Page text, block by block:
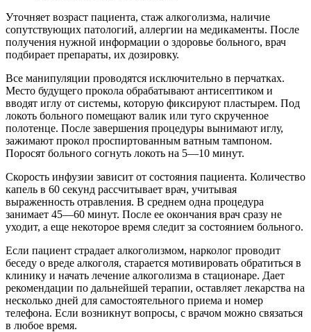
Уточняет возраст пациента, стаж алкоголизма, наличие
сопутствующих патологий, аллергии на медикаменты. После
получения нужной информации о здоровье больного, врач
подбирает препараты, их дозировку.
Все манипуляции проводятся исключительно в перчатках.
Место будущего прокола обрабатывают антисептиком и
вводят иглу от системы, которую фиксируют пластырем. Под
локоть больного помещают валик или туго скрученное
полотенце. После завершения процедуры вынимают иглу,
зажимают прокол проспиртованным ватным тампоном.
Поросят больного согнуть локоть на 5—10 минут.
Скорость инфузии зависит от состояния пациента. Количество
капель в 60 секунд рассчитывает врач, учитывая
выраженность отравления. В среднем одна процедура
занимает 45—60 минут. После ее окончания врач сразу не
уходит, а еще некоторое время следит за состоянием больного.
Если пациент страдает алкоголизмом, нарколог проводит
беседу о вреде алкоголя, старается мотивировать обратиться в
клинику и начать лечение алкоголизма в стационаре. Дает
рекомендации по дальнейшей терапии, оставляет лекарства на
несколько дней для самостоятельного приема и номер
телефона. Если возникнут вопросы, с врачом можно связаться
в любое время.